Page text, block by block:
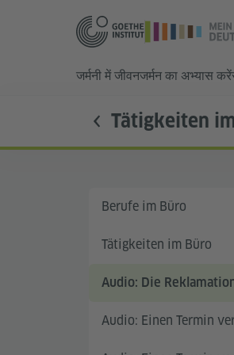
जर्मनी में जीवनजर्मन का अभ्यास करें
Tätigkeiten
Berufe im Büro
Tätigkeiten im Büro
Audio: Die
Audio: Einen Termin